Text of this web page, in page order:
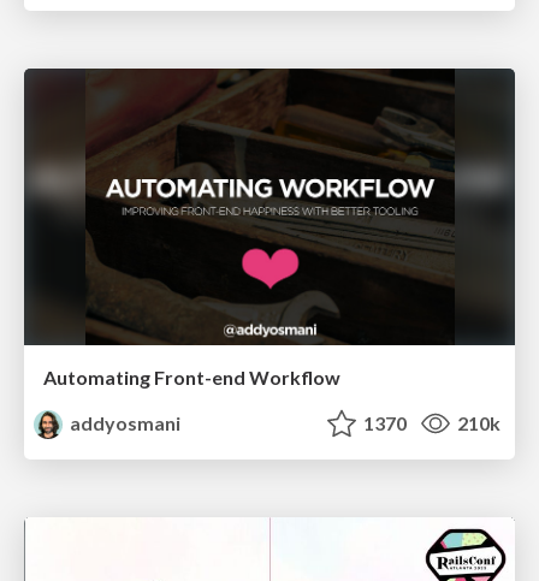
Automating Front-end Workflow
addyosmani
1370 210k